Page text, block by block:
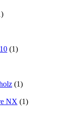
(1)
(1)
NX (1)